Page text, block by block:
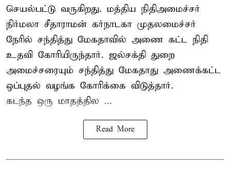
செயல்பட்டு வருகிறது. மத்திய நிதிஅமைச்சர்
நிர்மலா சீதாராமன் கர்நாடகா முதலமைச்சர்
நேரில் சந்தித்து மேகதாவில் அணை கட்ட நிதி
உதவி கோரியிருந்தார். ஜல்சக்தி துறை
அமைச்சரையும் சந்தித்து மேகதாது அணைக்கட்ட
ஒப்புதல் வழங்க கோரிக்கை விடுத்தார்.
கடந்த ஒரு மாதத்தில ...
Read More